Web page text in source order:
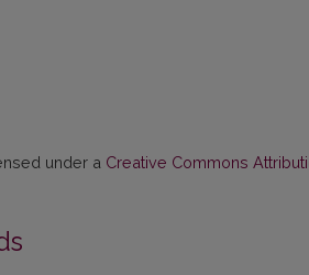
under a Creative Commons